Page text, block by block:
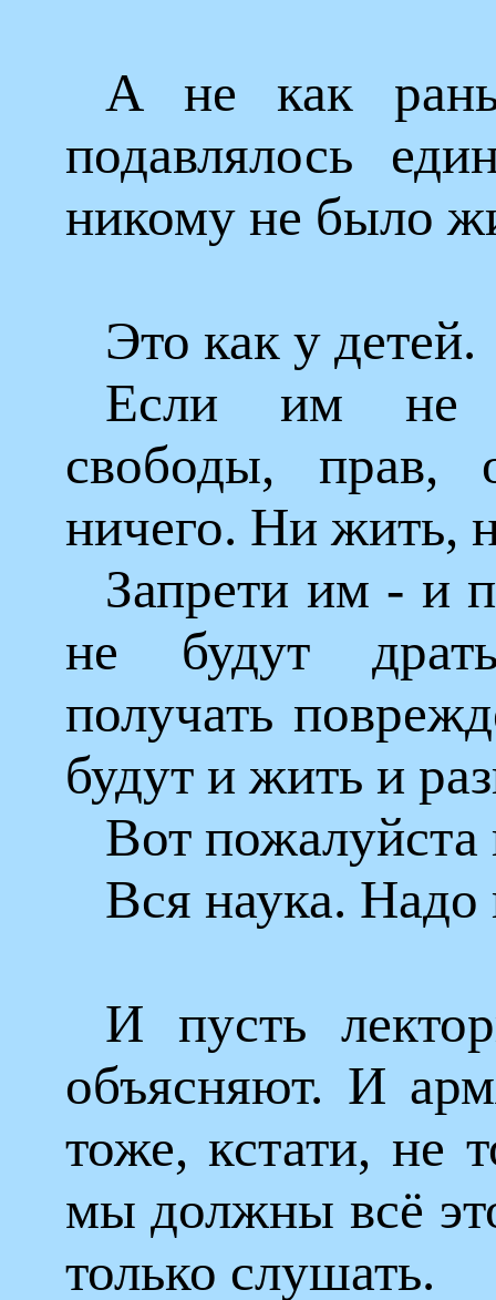
А не как
подавлялось
никому не было
Это как у детей.
Если им не
свободы, прав,
ничего. Ни жить,
Запрети им - и
не будут
получать
будут и жить и
Вот пожалуйста
Вся наука. Надо
И пусть
объясняют. И
тоже, кстати, не
мы должны всё
только слушать.